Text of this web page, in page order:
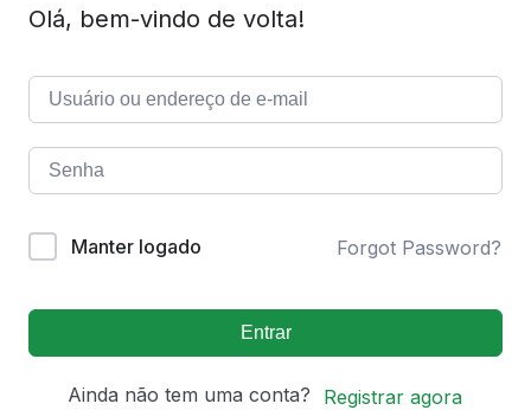
Olá, bem-vindo de volta!
Manter logado Forgot Password?
Entrar
Ainda não tem uma conta? Registrar agora